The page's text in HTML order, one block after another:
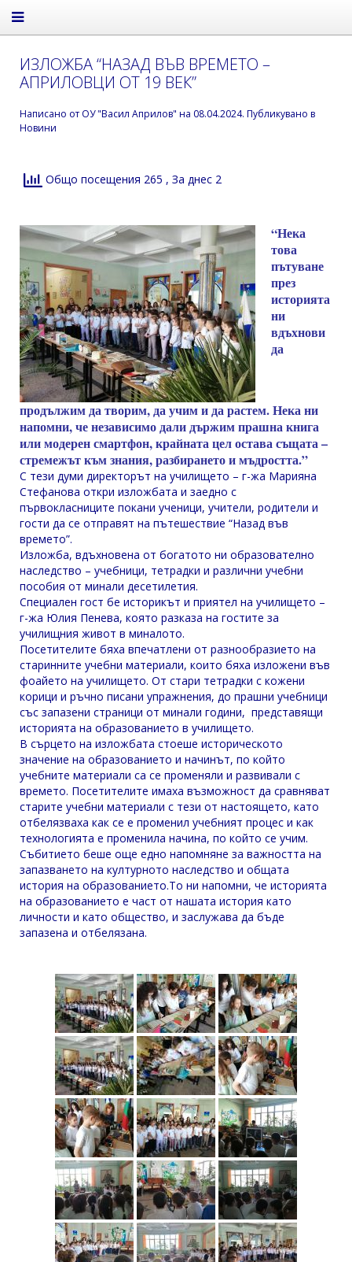
ИЗЛОЖБА “НАЗАД ВЪВ ВРЕМЕТО –
АПРИЛОВЦИ ОТ 19 ВЕК”
Написано от ОУ "Васил Априлов" на 08.04.2024. Публикувано в
Новини
Общо посещения 265 , За днес 2
“Нека
това
пътуване
през
историята
ни
вдъхнови
да
продължим да творим, да учим и да растем. Нека ни
напомни, че независимо дали държим прашна книга
или модерен смартфон, крайната цел остава същата –
стремежът към знания, разбирането и мъдростта.”
С тези думи директорът на училището – г-жа Марияна
Стефанова откри изложбата и заедно с
първокласниците покани ученици, учители, родители и
гости да се отправят на пътешествие “Назад във
времето”.
Изложба, вдъхновена от богатото ни образователно
наследство – учебници, тетрадки и различни учебни
пособия от минали десетилетия.
Специален гост бе историкът и приятел на училището –
г-жа Юлия Пенева, която разказа на гостите за
училищния живот в миналото.
Посетителите бяха впечатлени от разнообразието на
старинните учебни материали, които бяха изложени във
фоайето на училището. От стари тетрадки с кожени
корици и ръчно писани упражнения, до прашни учебници
със запазени страници от минали години, представящи
историята на образованието в училището.
В сърцето на изложбата стоеше историческото
значение на образованието и начинът, по който
учебните материали са се променяли и развивали с
времето. Посетителите имаха възможност да сравняват
старите учебни материали с тези от настоящето, като
отбелязваха как се е променил учебният процес и как
технологията е променила начина, по който се учим.
Събитието беше още едно напомняне за важността на
запазването на културното наследство и общата
история на образованието.То ни напомни, че историята
на образованието е част от нашата история като
личности и като общество, и заслужава да бъде
запазена и отбелязана.